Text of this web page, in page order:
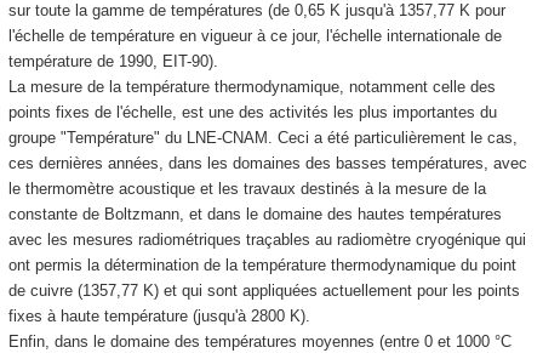
sur toute la gamme de températures (de 0,65 K jusqu'à 1357,77 K pour
l'échelle de température en vigueur à ce jour, l'échelle internationale de
température de 1990, EIT-90).
La mesure de la température thermodynamique, notamment celle des
points fixes de l'échelle, est une des activités les plus importantes du
groupe "Température" du LNE-CNAM. Ceci a été particulièrement le cas,
ces dernières années, dans les domaines des basses températures, avec
le thermomètre acoustique et les travaux destinés à la mesure de la
constante de Boltzmann, et dans le domaine des hautes températures
avec les mesures radiométriques traçables au radiomètre cryogénique qui
ont permis la détermination de la température thermodynamique du point
de cuivre (1357,77 K) et qui sont appliquées actuellement pour les points
fixes à haute température (jusqu'à 2800 K).
Enfin, dans le domaine des températures moyennes (entre 0 et 1000 °C